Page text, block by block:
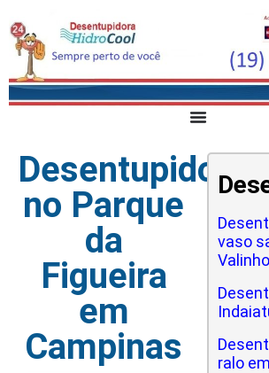
Desentupidora
no Parque
da
Figueira
em
Campinas
vaso
ralo